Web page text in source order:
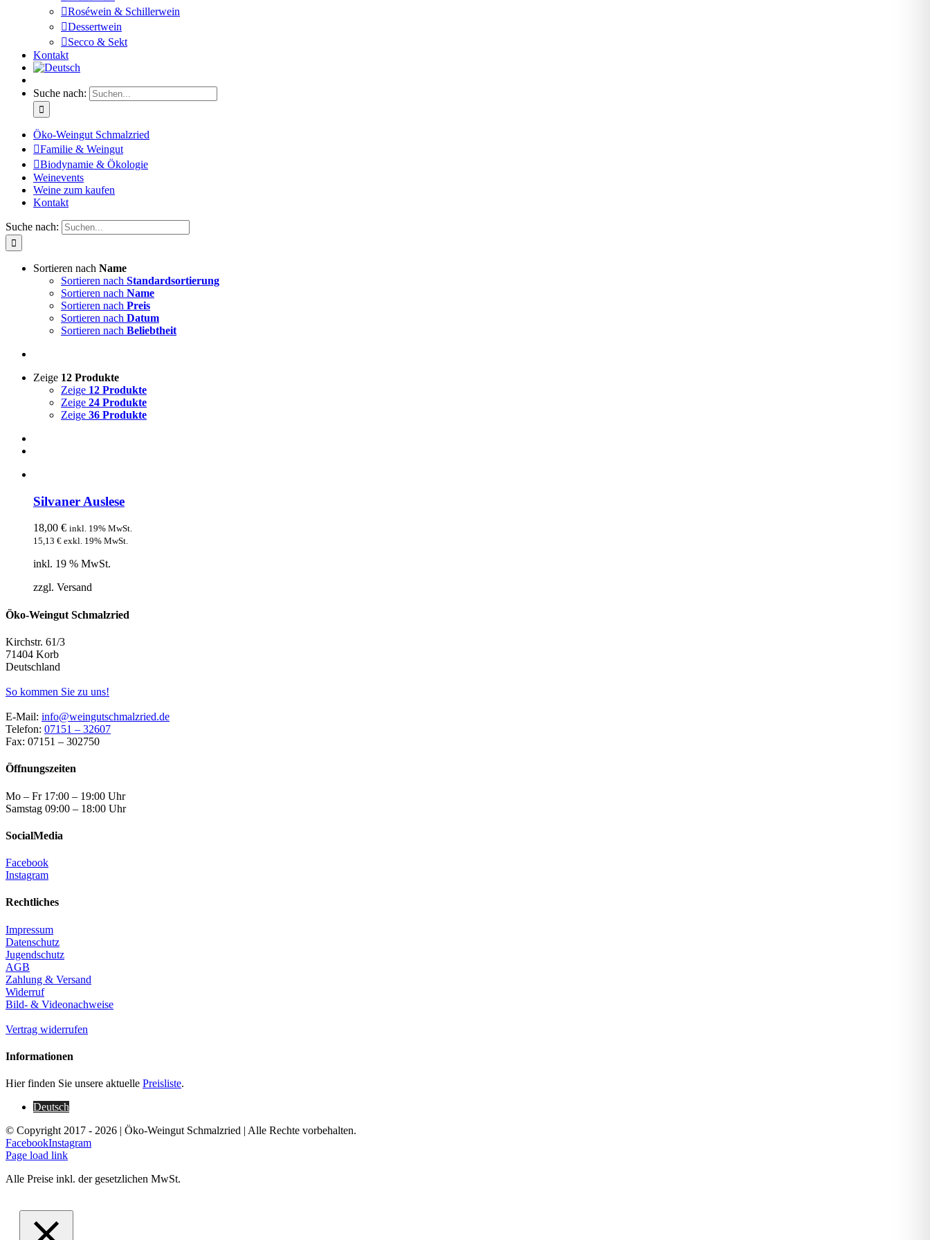
Roséwein & Schillerwein
Dessertwein
Secco & Sekt
Kontakt
Suche nach:
Öko-Weingut Schmalzried
Familie & Weingut
Biodynamie & Ökologie
Weinevents
Weine zum kaufen
Kontakt
Suche nach:
Sortieren nach Name
Sortieren nach Standardsortierung
Sortieren nach Name
Sortieren nach Preis
Sortieren nach Datum
Sortieren nach Beliebtheit
Zeige 12 Produkte
Zeige 12 Produkte
Zeige 24 Produkte
Zeige 36 Produkte
Silvaner Auslese
18,00 € inkl. 19% MwSt.
15,13 € exkl. 19% MwSt.
inkl. 19 % MwSt.
zzgl. Versand
Öko-Weingut Schmalzried
Kirchstr. 61/3
71404 Korb
Deutschland
So kommen Sie zu uns!
E-Mail: info@weingutschmalzried.de
Telefon: 07151 – 32607
Fax: 07151 – 302750
Öffnungszeiten
Mo – Fr 17:00 – 19:00 Uhr
Samstag 09:00 – 18:00 Uhr
SocialMedia
Facebook
Instagram
Rechtliches
Impressum
Datenschutz
Jugendschutz
AGB
Zahlung & Versand
Widerruf
Bild- & Videonachweise
Vertrag widerrufen
Informationen
Hier finden Sie unsere aktuelle Preisliste.
Deutsch
© Copyright 2017 - 2026 | Öko-Weingut Schmalzried | Alle Rechte vorbehalten.
FacebookInstagram
Page load link
Alle Preise inkl. der gesetzlichen MwSt.